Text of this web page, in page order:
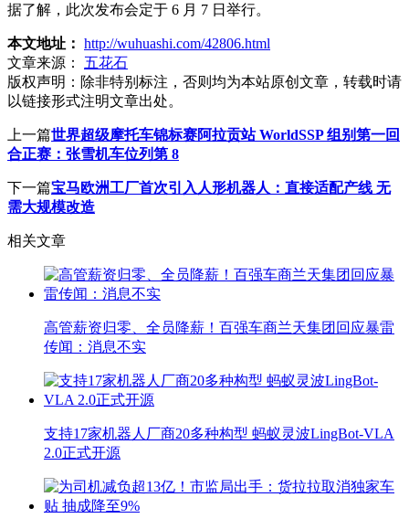
据了解，此次发布会定于 6 月 7 日举行。
本文地址： http://wuhuashi.com/42806.html
文章来源：
五花石
版权声明： 除非特别标注，否则均为本站原创文章，转载时请
以链接形式注明文章出处。
上一篇世界超级摩托车锦标赛阿拉贡站 WorldSSP 组别第一回
合正赛：张雪机车位列第 8
下一篇宝马欧洲工厂首次引入人形机器人：直接适配产线 无
需大规模改造
相关文章
高管薪资归零、全员降薪！百强车商兰天集团回应暴雷
传闻：消息不实
支持17家机器人厂商20多种构型 蚂蚁灵波LingBot-VLA
2.0正式开源